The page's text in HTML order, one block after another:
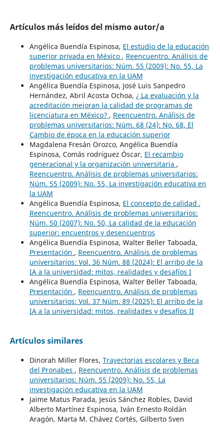
Artículos más leídos del mismo autor/a
Angélica Buendía Espinosa, El estudio de la educación
superior privada en México , Reencuentro. Análisis de
problemas universitarios: Núm. 55 (2009): No. 55, La
investigación educativa en la UAM
Angélica Buendía Espinosa, José Luis Sanpedro
Hernández, Abril Acosta Ochoa, ¿ La evaluación y la
acreditación mejoran la calidad de programas de
licenciatura en México? , Reencuentro. Análisis de
problemas universitarios: Núm. 68 (24): No. 68, El
Cambio de época en la educación superior
Magdalena Fresán Orozco, Angélica Buendía
Espinosa, Comás rodríguez Óscar, El recambio
generacional y la organización universitaria ,
Reencuentro. Análisis de problemas universitarios:
Núm. 55 (2009): No. 55, La investigación educativa en
la UAM
Angélica Buendía Espinosa, El concepto de calidad ,
Reencuentro. Análisis de problemas universitarios:
Núm. 50 (2007): No. 50, La calidad de la educación
superior: encuentros y desencuentros
Angélica Buendía Espinosa, Walter Beller Taboada,
Presentación , Reencuentro. Análisis de problemas
universitarios: Vol. 36 Núm. 88 (2024): El arribo de la
IA a la universidad: mitos, realidades y desafíos I
Angélica Buendía Espinosa, Walter Beller Taboada,
Presentación , Reencuentro. Análisis de problemas
universitarios: Vol. 37 Núm. 89 (2025): El arribo de la
IA a la universidad: mitos, realidades y desafíos II
Artículos similares
Dinorah Miller Flores, Trayectorias escolares y Beca
del Pronabes , Reencuentro. Análisis de problemas
universitarios: Núm. 55 (2009): No. 55, La
investigación educativa en la UAM
Jaime Matus Parada, Jesús Sánchez Robles, David
Alberto Martínez Espinosa, Iván Ernesto Roldán
Aragón, Marta M. Chávez Cortés, Gilberto Sven